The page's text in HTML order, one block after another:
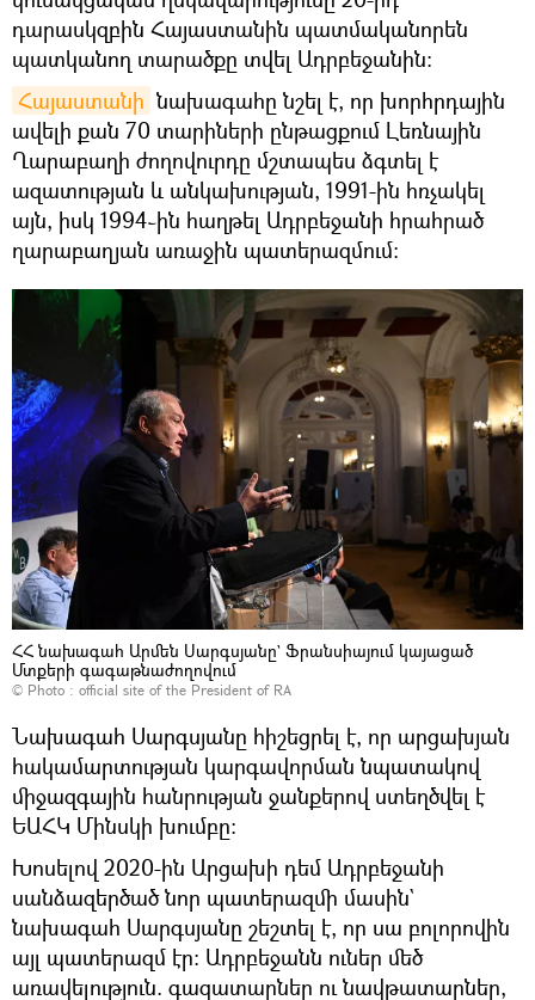
դարասկզբին Հայաստանին պատմականորեն
պատկանող տարածքը տվել Ադրբեջանին։
Հայաստանի նախագահը նշել է, որ խորհրդային
ավելի քան 70 տարիների ընթացքում Լեռնային
Ղարաբաղի ժողովուրդը մշտապես ձգտել է
ազատության և անկախության, 1991-ին հռչակել
այն, իսկ 1994֊ին հաղթել Ադրբեջանի հրահրած
ղարաբաղյան առաջին պատերազմում։
ՀՀ նախագահ Արմեն Սարգսյանը` Ֆրանսիայում կայացած
Մտքերի գագաթնաժողովում
© Photo : official site of the President of RA
Նախագահ Սարգսյանը հիշեցրել է, որ արցախյան
հակամարտության կարգավորման նպատակով
միջազգային հանրության ջանքերով ստեղծվել է
ԵԱՀԿ Մինսկի խումբը։
Խոսելով 2020-ին Արցախի դեմ Ադրբեջանի
սանձազերծած նոր պատերազմի մասին`
նախագահ Սարգսյանը շեշտել է, որ սա բոլորովին
այլ պատերազմ էր։ Ադրբեջանն ուներ մեծ
առավելություն. գազատարներ ու նավթատարներ,